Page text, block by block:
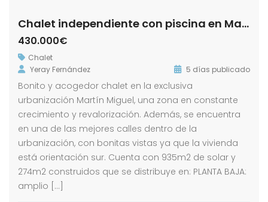
Chalet independiente con piscina en Martín Miguel
430.000€
Chalet
Yeray Fernández
5 días publicado
Bonito y acogedor chalet en la exclusiva
urbanización Martín Miguel, una zona en constante
crecimiento y revalorización. Además, se encuentra
en una de las mejores calles dentro de la
urbanización, con bonitas vistas ya que la vivienda
está orientación sur. Cuenta con 935m2 de solar y
274m2 construidos que se distribuye en: PLANTA BAJA:
amplio […]